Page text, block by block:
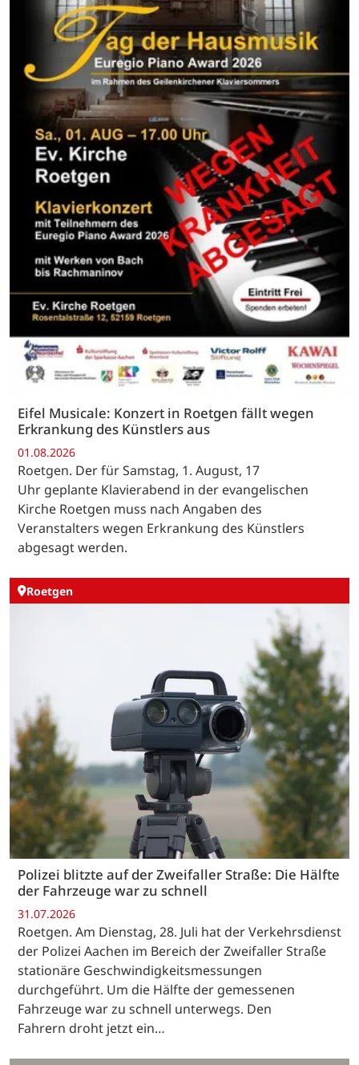
Eifel Musicale: Konzert in Roetgen fällt wegen
Erkrankung des Künstlers aus
01.08.2026
Roetgen. Der für Samstag, 1. August, 17
Uhr geplante Klavierabend in der evangelischen
Kirche Roetgen muss nach Angaben des
Veranstalters wegen Erkrankung des Künstlers
abgesagt werden.
Roetgen
Polizei blitzte auf der Zweifaller Straße: Die Hälfte
der Fahrzeuge war zu schnell
31.07.2026
Roetgen. Am Dienstag, 28. Juli hat der Verkehrsdienst
der Polizei Aachen im Bereich der Zweifaller Straße
stationäre Geschwindigkeitsmessungen
durchgeführt. Um die Hälfte der gemessenen
Fahrzeuge war zu schnell unterwegs. Den
Fahrern droht jetzt ein…